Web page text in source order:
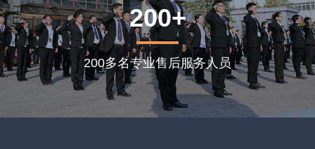
200+
200多名专业售后服务人员